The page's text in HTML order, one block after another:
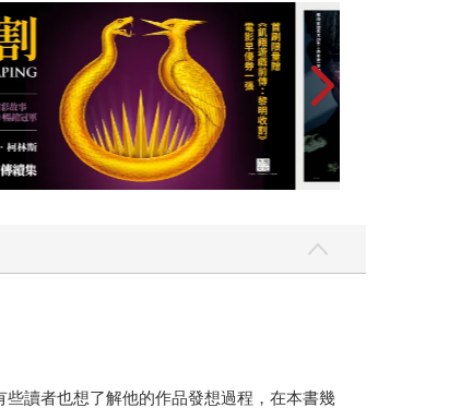
讀者也想了解他的作品發想過程，在本書幾